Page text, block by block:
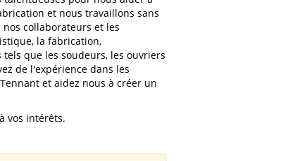
et nous travaillons sans
collaborateurs et les
la fabrication,
que les soudeurs, les ouvriers
de l'expérience dans les
et aidez nous à créer un
vos intérêts.